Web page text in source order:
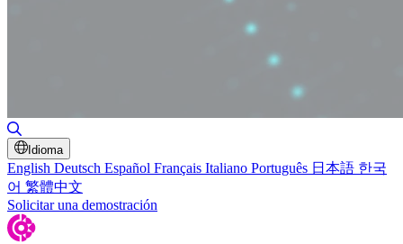
Idioma
English Deutsch Español Français Italiano Português 日本語 한국
어 繁體中文
Solicitar una demostración